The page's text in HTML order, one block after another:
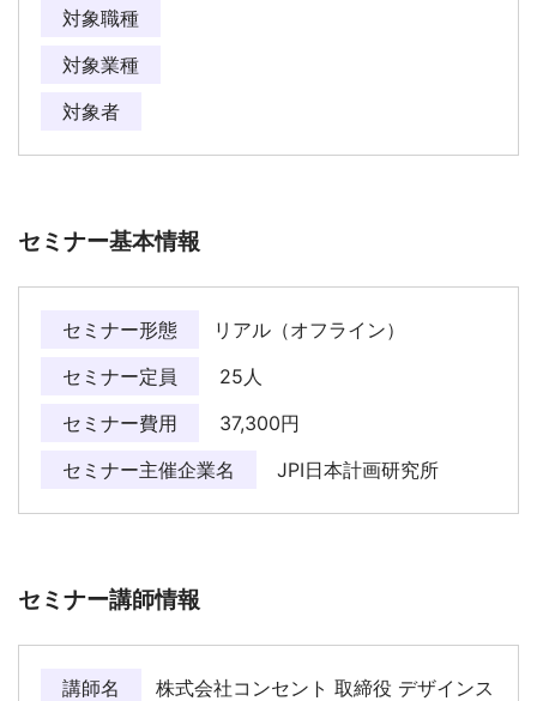
対象職種
対象業種
対象者
セミナー基本情報
セミナー形態
リアル（オフライン）
セミナー定員
25人
セミナー費用
37,300円
セミナー主催企業名
JPI日本計画研究所
セミナー講師情報
講師名
株式会社コンセント 取締役 デザインス